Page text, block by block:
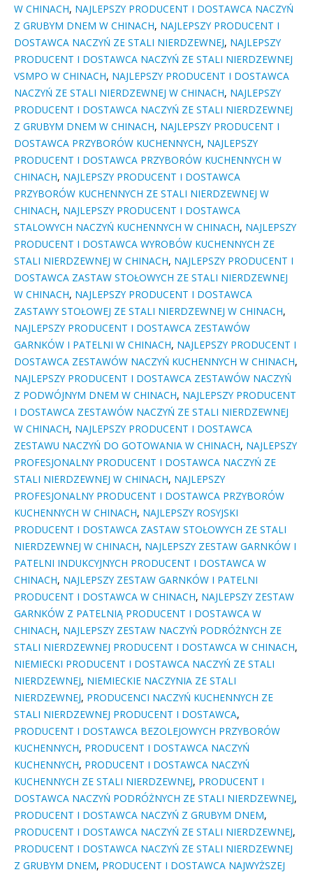
W CHINACH, NAJLEPSZY PRODUCENT I DOSTAWCA NACZYŃ
Z GRUBYM DNEM W CHINACH, NAJLEPSZY PRODUCENT I
DOSTAWCA NACZYŃ ZE STALI NIERDZEWNEJ, NAJLEPSZY
PRODUCENT I DOSTAWCA NACZYŃ ZE STALI NIERDZEWNEJ
VSMPO W CHINACH, NAJLEPSZY PRODUCENT I DOSTAWCA
NACZYŃ ZE STALI NIERDZEWNEJ W CHINACH, NAJLEPSZY
PRODUCENT I DOSTAWCA NACZYŃ ZE STALI NIERDZEWNEJ
Z GRUBYM DNEM W CHINACH, NAJLEPSZY PRODUCENT I
DOSTAWCA PRZYBORÓW KUCHENNYCH, NAJLEPSZY
PRODUCENT I DOSTAWCA PRZYBORÓW KUCHENNYCH W
CHINACH, NAJLEPSZY PRODUCENT I DOSTAWCA
PRZYBORÓW KUCHENNYCH ZE STALI NIERDZEWNEJ W
CHINACH, NAJLEPSZY PRODUCENT I DOSTAWCA
STALOWYCH NACZYŃ KUCHENNYCH W CHINACH, NAJLEPSZY
PRODUCENT I DOSTAWCA WYROBÓW KUCHENNYCH ZE
STALI NIERDZEWNEJ W CHINACH, NAJLEPSZY PRODUCENT I
DOSTAWCA ZASTAW STOŁOWYCH ZE STALI NIERDZEWNEJ
W CHINACH, NAJLEPSZY PRODUCENT I DOSTAWCA
ZASTAWY STOŁOWEJ ZE STALI NIERDZEWNEJ W CHINACH,
NAJLEPSZY PRODUCENT I DOSTAWCA ZESTAWÓW
GARNKÓW I PATELNI W CHINACH, NAJLEPSZY PRODUCENT I
DOSTAWCA ZESTAWÓW NACZYŃ KUCHENNYCH W CHINACH,
NAJLEPSZY PRODUCENT I DOSTAWCA ZESTAWÓW NACZYŃ
Z PODWÓJNYM DNEM W CHINACH, NAJLEPSZY PRODUCENT
I DOSTAWCA ZESTAWÓW NACZYŃ ZE STALI NIERDZEWNEJ
W CHINACH, NAJLEPSZY PRODUCENT I DOSTAWCA
ZESTAWU NACZYŃ DO GOTOWANIA W CHINACH, NAJLEPSZY
PROFESJONALNY PRODUCENT I DOSTAWCA NACZYŃ ZE
STALI NIERDZEWNEJ W CHINACH, NAJLEPSZY
PROFESJONALNY PRODUCENT I DOSTAWCA PRZYBORÓW
KUCHENNYCH W CHINACH, NAJLEPSZY ROSYJSKI
PRODUCENT I DOSTAWCA ZASTAW STOŁOWYCH ZE STALI
NIERDZEWNEJ W CHINACH, NAJLEPSZY ZESTAW GARNKÓW I
PATELNI INDUKCYJNYCH PRODUCENT I DOSTAWCA W
CHINACH, NAJLEPSZY ZESTAW GARNKÓW I PATELNI
PRODUCENT I DOSTAWCA W CHINACH, NAJLEPSZY ZESTAW
GARNKÓW Z PATELNIĄ PRODUCENT I DOSTAWCA W
CHINACH, NAJLEPSZY ZESTAW NACZYŃ PODRÓŻNYCH ZE
STALI NIERDZEWNEJ PRODUCENT I DOSTAWCA W CHINACH,
NIEMIECKI PRODUCENT I DOSTAWCA NACZYŃ ZE STALI
NIERDZEWNEJ, NIEMIECKIE NACZYNIA ZE STALI
NIERDZEWNEJ, PRODUCENCI NACZYŃ KUCHENNYCH ZE
STALI NIERDZEWNEJ PRODUCENT I DOSTAWCA,
PRODUCENT I DOSTAWCA BEZOLEJOWYCH PRZYBORÓW
KUCHENNYCH, PRODUCENT I DOSTAWCA NACZYŃ
KUCHENNYCH, PRODUCENT I DOSTAWCA NACZYŃ
KUCHENNYCH ZE STALI NIERDZEWNEJ, PRODUCENT I
DOSTAWCA NACZYŃ PODRÓŻNYCH ZE STALI NIERDZEWNEJ,
PRODUCENT I DOSTAWCA NACZYŃ Z GRUBYM DNEM,
PRODUCENT I DOSTAWCA NACZYŃ ZE STALI NIERDZEWNEJ,
PRODUCENT I DOSTAWCA NACZYŃ ZE STALI NIERDZEWNEJ
Z GRUBYM DNEM, PRODUCENT I DOSTAWCA NAJWYŻSZEJ